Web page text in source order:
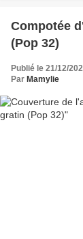
Compotée
(Pop 32)
Publié le 21/12/
Par Mamylie